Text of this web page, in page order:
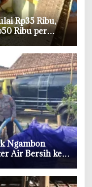
Rp35 Ribu,
Ribu per
Ngambon
Air Bersih ke